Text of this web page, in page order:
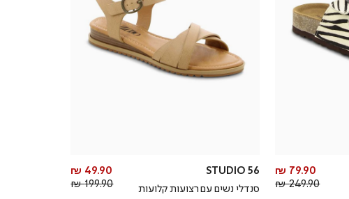
מחיר
מוצר
79.90 ₪
מחיר
249.90 ₪
STUDIO 56
סנדלי נשים עם רצועות קלועות
מחיר
מוצר
49.90 ₪
מחיר
199.90 ₪